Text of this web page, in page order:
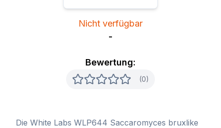
Bewertung:
(0)
Nicht verfügbar
-
Die White Labs WLP644 Saccaromyces bruxlike